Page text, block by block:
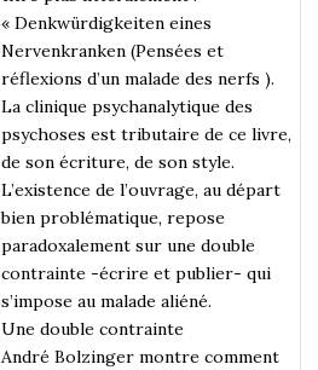
« Denkwürdigkeiten eines
Nervenkranken (Pensées et
réflexions d’un malade des nerfs ).
La clinique psychanalytique des
psychoses est tributaire de ce livre,
de son écriture, de son style.
L’existence de l’ouvrage, au départ
bien problématique, repose
paradoxalement sur une double
contrainte -écrire et publier- qui
s’impose au malade aliéné.
Une double contrainte
André Bolzinger montre comment